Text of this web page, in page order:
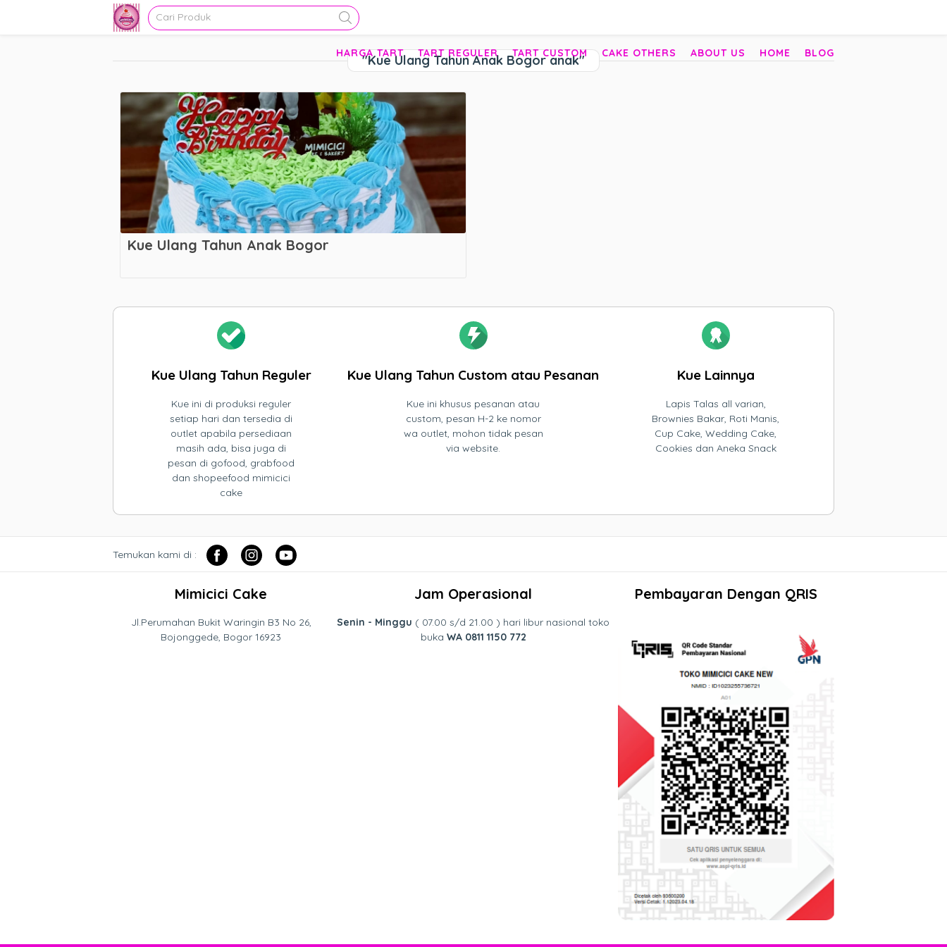
HARGA TART TART REGULER TART CUSTOM CAKE OTHERS ABOUT US HOME BLOG
"Kue Ulang Tahun Anak Bogor anak"
Kue Ulang Tahun Anak Bogor
Kue Ulang Tahun Reguler
Kue ini di produksi reguler
setiap hari dan tersedia di
outlet apabila persediaan
masih ada, bisa juga di
pesan di gofood, grabfood
dan shopeefood mimicici
cake
Kue Ulang Tahun Custom atau Pesanan
Kue ini khusus pesanan atau
custom, pesan H-2 ke nomor
wa outlet, mohon tidak pesan
via website.
Kue Lainnya
Lapis Talas all varian,
Brownies Bakar, Roti Manis,
Cup Cake, Wedding Cake,
Cookies dan Aneka Snack
Temukan kami di :
Mimicici Cake
Jl.Perumahan Bukit Waringin B3 No 26,
Bojonggede, Bogor 16923
Jam Operasional
Senin - Minggu ( 07.00 s/d 21.00 ) hari libur nasional toko
buka WA 0811 1150 772
Pembayaran Dengan QRIS